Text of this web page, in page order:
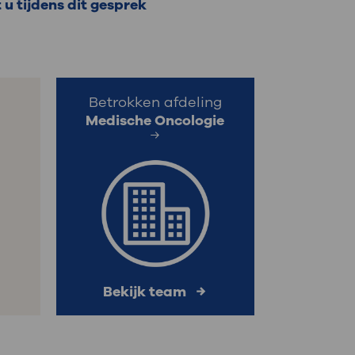
Inloggen MijnOLVG
u tijdens dit gesprek
Betrokken afdeling
Medische Oncologie
Bekijk team